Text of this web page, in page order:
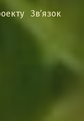
Зв’язок